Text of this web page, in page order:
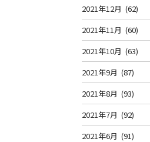
2021年12月 (62)
2021年11月 (60)
2021年10月 (63)
2021年9月 (87)
2021年8月 (93)
2021年7月 (92)
2021年6月 (91)